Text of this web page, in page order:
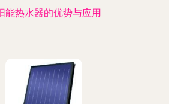
能热水器的优势与应用